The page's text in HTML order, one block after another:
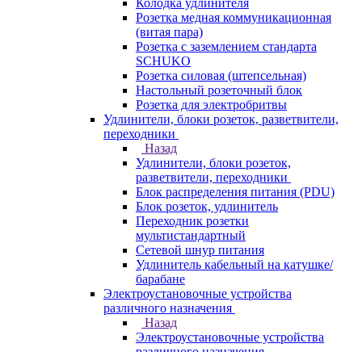
Колодка удлинителя
Розетка медная коммуникационная
(витая пара)
Розетка с заземлением стандарта
SCHUKO
Розетка силовая (штепсельная)
Настольный розеточный блок
Розетка для электробритвы
Удлинители, блоки розеток, разветвители,
переходники
Назад
Удлинители, блоки розеток,
разветвители, переходники
Блок распределения питания (PDU)
Блок розеток, удлинитель
Переходник розетки
мультистандартный
Сетевой шнур питания
Удлинитель кабельный на катушке/
барабане
Электроустановочные устройства
различного назначения
Назад
Электроустановочные устройства